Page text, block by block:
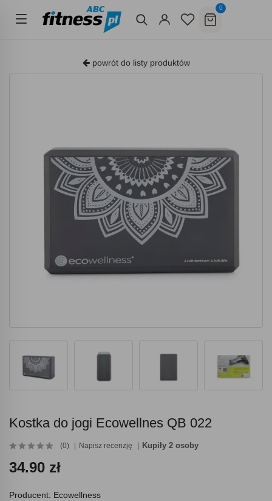
0
powrót do listy produktów
Kostka do jogi Ecowellnes QB 022
(0) Napisz recenzję Kupiły 2 osoby
34.90 zł
Producent: Ecowellness